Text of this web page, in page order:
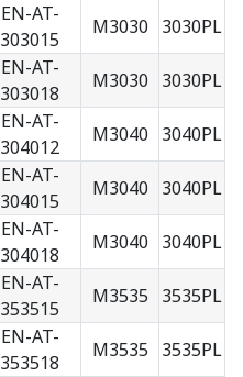
EN-AT-
303015
M3030 3030PL
EN-AT-
303018
M3030 3030PL
EN-AT-
304012
M3040 3040PL
EN-AT-
304015
M3040 3040PL
EN-AT-
304018
M3040 3040PL
EN-AT-
353515
M3535 3535PL
EN-AT-
353518
M3535 3535PL